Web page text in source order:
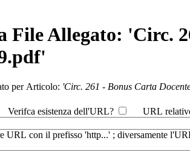
File Allegato: 'Circ.
per Articolo: 'Circ. 261 - Bonus Carta
Verifca esistenza dell'URL? URL
URL con il prefisso 'http...' ; diversamente